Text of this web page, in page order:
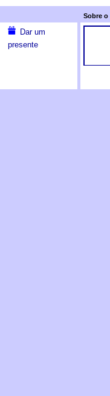
Dar um
presente
Sobre